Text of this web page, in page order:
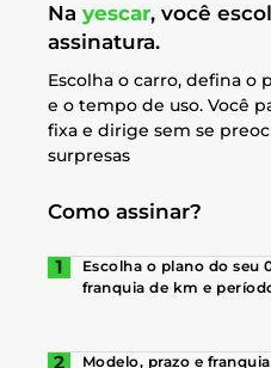
Na yescar, você
assinatura.
Escolha o carro, defina
e o tempo de uso. Você
fixa e dirige sem se
surpresas
Como assinar?
Escolha o plano do seu
franquia de km e
Modelo, prazo e